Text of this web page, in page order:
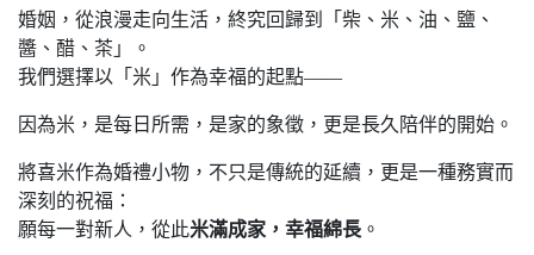
婚姻，從浪漫走向生活，終究回歸到「柴、米、油、鹽、
醬、醋、茶」。
我們選擇以「米」作為幸福的起點——
因為米，是每日所需，是家的象徵，更是長久陪伴的開始。
將喜米作為婚禮小物，不只是傳統的延續，更是一種務實而
深刻的祝福：
願每一對新人，從此米滿成家，幸福綿長 。